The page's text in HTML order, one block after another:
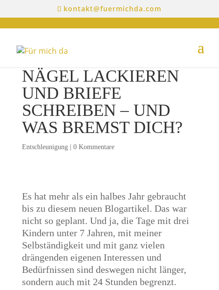
kontakt@fuermichda.com
NÄGEL LACKIEREN
UND BRIEFE
SCHREIBEN – UND
WAS BREMST DICH?
Entschleunigung| 0 Kommentare
Es hat mehr als ein halbes Jahr gebraucht
bis zu diesem neuen Blogartikel. Das war
nicht so geplant. Und ja, die Tage mit drei
Kindern unter 7 Jahren, mit meiner
Selbständigkeit und mit ganz vielen
drängenden eigenen Interessen und
Bedürfnissen sind deswegen nicht länger,
sondern auch mit 24 Stunden begrenzt.